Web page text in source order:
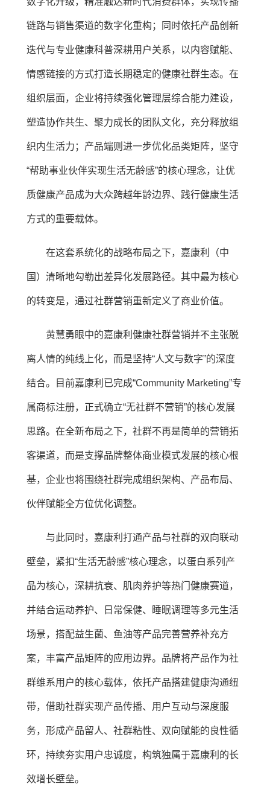
链路与销售渠道的数字化重构；同时依托产品创新
迭代与专业健康科普深耕用户关系，以内容赋能、
情感链接的方式打造长期稳定的健康社群生态。在
组织层面，企业将持续强化管理层综合能力建设，
塑造协作共生、聚力成长的团队文化，充分释放组
织内生活力；产品端则进一步优化品类矩阵，坚守
“帮助事业伙伴实现生活无龄感”的核心理念，让优
质健康产品成为大众跨越年龄边界、践行健康生活
方式的重要载体。
在这套系统化的战略布局之下，嘉康利（中
国）清晰地勾勒出差异化发展路径。其中最为核心
的转变是，通过社群营销重新定义了商业价值。
黄慧勇眼中的嘉康利健康社群营销并不主张脱
离人情的纯线上化，而是坚持“人文与数字”的深度
结合。目前嘉康利已完成“Community Marketing”专
属商标注册，正式确立“无社群不营销”的核心发展
思路。在全新布局之下，社群不再是简单的营销拓
客渠道，而是支撑品牌整体商业模式发展的核心根
基，企业也将围绕社群完成组织架构、产品布局、
伙伴赋能全方位优化调整。
与此同时，嘉康利打通产品与社群的双向联动
壁垒，紧扣“生活无龄感”核心理念，以蛋白系列产
品为核心，深耕抗衰、肌肉养护等热门健康赛道，
并结合运动养护、日常保健、睡眠调理等多元生活
场景，搭配益生菌、鱼油等产品完善营养补充方
案，丰富产品矩阵的应用边界。品牌将产品作为社
群维系用户的核心载体，依托产品搭建健康沟通纽
带，借助社群实现产品传播、用户互动与深度服
务，形成产品留人、社群粘性、双向赋能的良性循
环，持续夯实用户忠诚度，构筑独属于嘉康利的长
效增长壁垒。